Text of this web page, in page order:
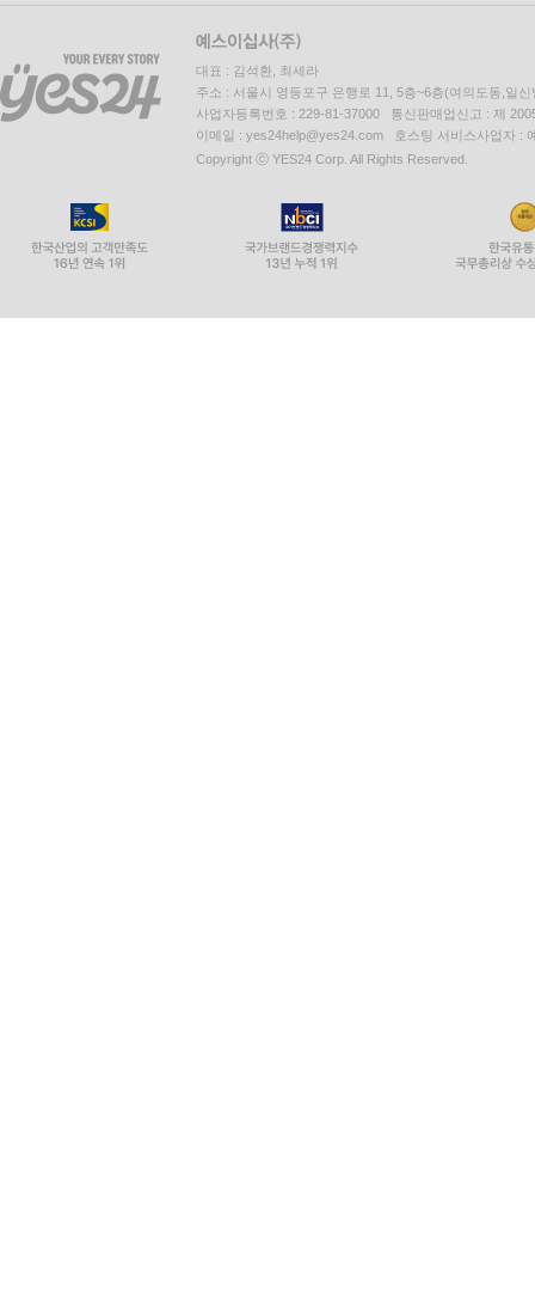
대표 : 김석환, 최세라
주소 : 서울시 영등포구 은행로 11, 5층~6층(여의도동,일신
사업자등록번호 : 229-81-37000 통신판매업신고 : 제
이메일 : yes24help@yes24.com 호스팅 서비스사업자 :
Copyright ⓒ YES24 Corp. All Rights Reserved.